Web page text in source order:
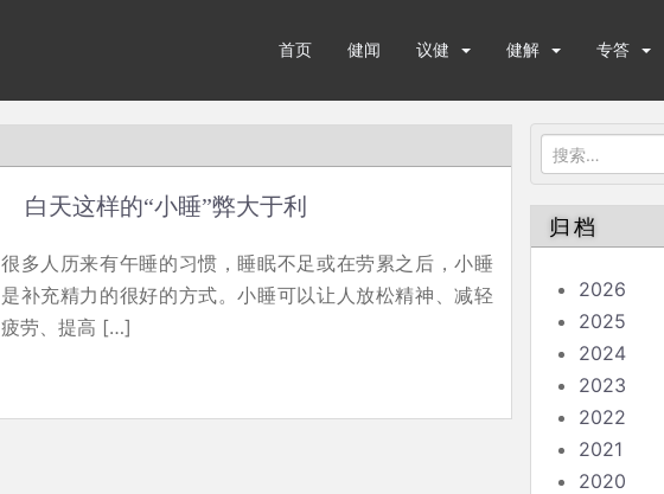
首页 健闻 议健 健解 专答
搜
索：
白天这样的“小睡”弊大于利
很多人历来有午睡的习惯，睡眠不足或在劳累之后，小睡
是补充精力的很好的方式。小睡可以让人放松精神、减轻
疲劳、提高 […]
归档
2026
2025
2024
2023
2022
2021
2020